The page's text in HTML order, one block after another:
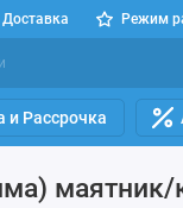
Доставка Режим
и Рассрочка